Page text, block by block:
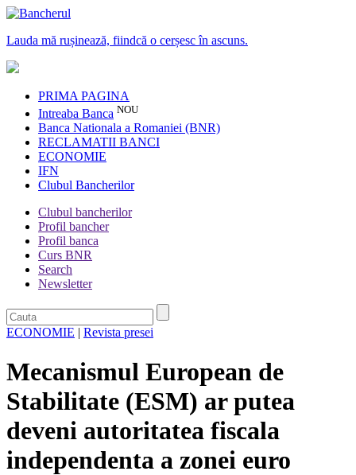
Lauda mă rușinează, fiindcă o cerșesc în ascuns.
PRIMA PAGINA
Intreaba Banca NOU
Banca Nationala a Romaniei (BNR)
RECLAMATII BANCI
ECONOMIE
IFN
Clubul Bancherilor
Clubul bancherilor
Profil bancher
Profil banca
Curs BNR
Search
Newsletter
ECONOMIE | Revista presei
Mecanismul European de
Stabilitate (ESM) ar putea
deveni autoritatea fiscala
independenta a zonei euro